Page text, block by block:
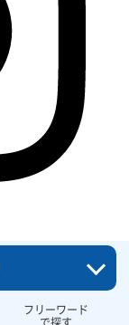
フリーワード